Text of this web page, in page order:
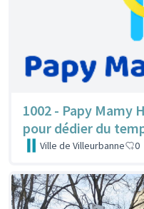
1002 - Papy Mamy
pour dédier du
Ville de Villeurbanne 0